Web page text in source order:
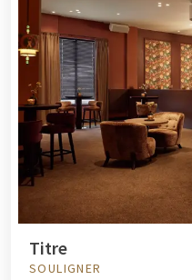
Titre
SOULIGNER